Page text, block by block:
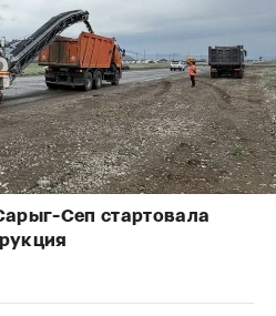
Сеп стартовала